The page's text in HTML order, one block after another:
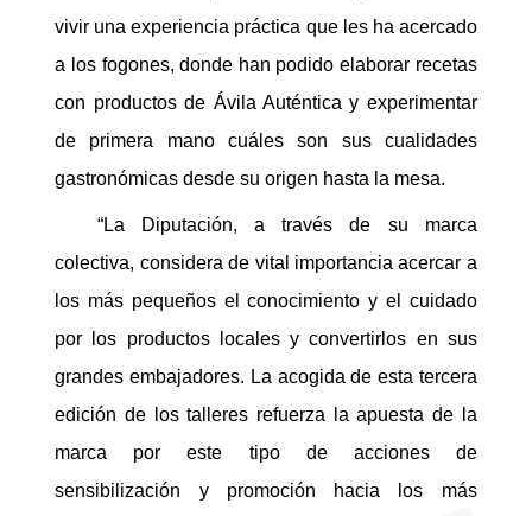
vivir una experiencia práctica que les ha acercado
a los fogones, donde han podido elaborar recetas
con productos de Ávila Auténtica y experimentar
de primera mano cuáles son sus cualidades
gastronómicas desde su origen hasta la mesa.
“La Diputación, a través de su marca
colectiva, considera de vital importancia acercar a
los más pequeños el conocimiento y el cuidado
por los productos locales y convertirlos en sus
grandes embajadores. La acogida de esta tercera
edición de los talleres refuerza la apuesta de la
marca por este tipo de acciones de
sensibilización y promoción hacia los más